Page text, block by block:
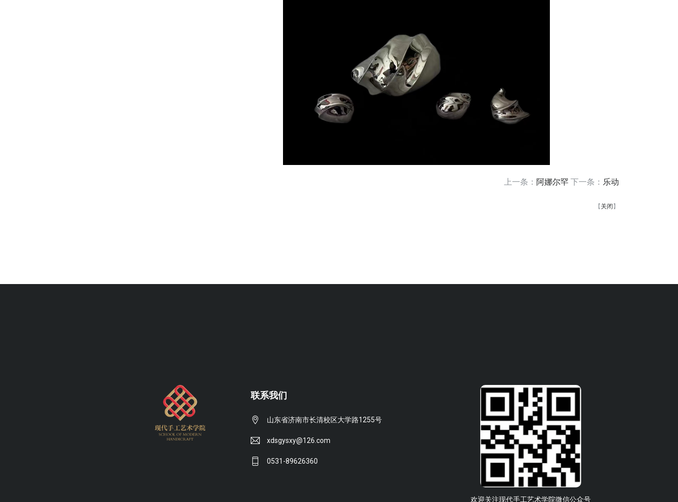
上一条： 阿娜尔罕 下一条： 乐动
【 关闭 】
联系我们
山东省济南市长清校区大学路1255号
xdsgysxy@126.com
0531-89626360
欢迎关注现代手工艺术学院微信公众号